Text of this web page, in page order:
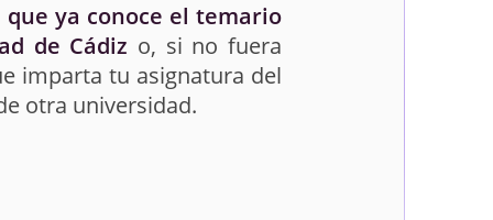
ya conoce el temario
de Cádiz o, si no fuera
imparta tu asignatura del
otra universidad.